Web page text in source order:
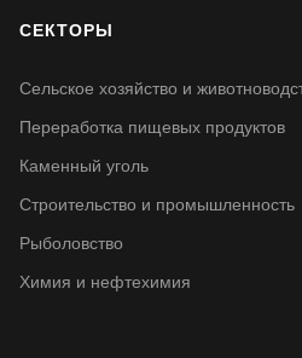
СЕКТОРЫ
Сельское хозяйство и
Переработка пищевых продуктов
Каменный уголь
Строительство и промышленность
Рыболовство
Химия и нефтехимия